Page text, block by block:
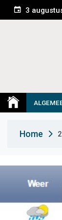
n
e
3
Home